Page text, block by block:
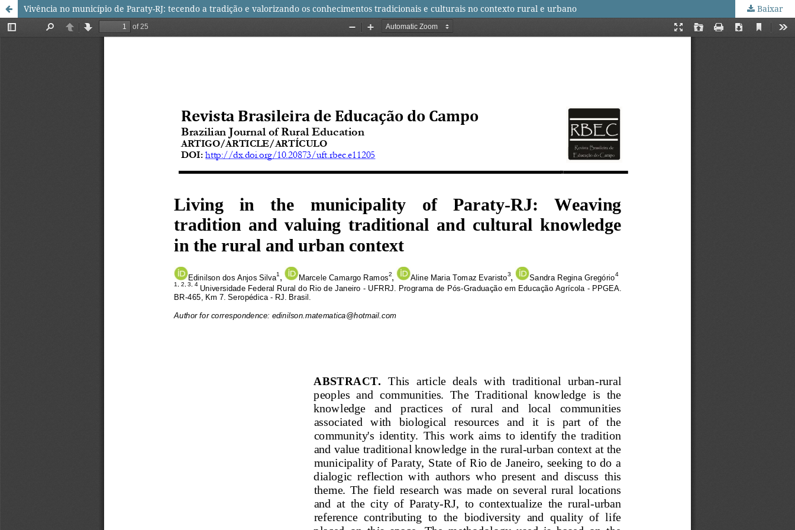
Vivência no município de Paraty-RJ: tecendo a tradição e valorizando os conhecimentos tradicionais e culturais no contexto rural e urbano Baixar